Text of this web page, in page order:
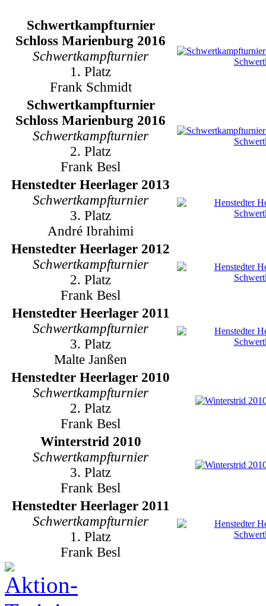
Schwertkampfturnier
Schloss Marienburg 2016
Schwertkampfturnier
1. Platz
Frank Schmidt
Schwertkampfturnier
Schloss Marienburg 2016
Schwertkampfturnier
2. Platz
Frank Besl
Henstedter Heerlager 2013
Schwertkampfturnier
3. Platz
André Ibrahimi
Henstedter Heerlager 2012
Schwertkampfturnier
2. Platz
Frank Besl
Henstedter Heerlager 2011
Schwertkampfturnier
3. Platz
Malte Janßen
Henstedter Heerlager 2010
Schwertkampfturnier
2. Platz
Frank Besl
Winterstrid 2010
Schwertkampfturnier
3. Platz
Frank Besl
Henstedter Heerlager 2011
Schwertkampfturnier
1. Platz
Frank Besl